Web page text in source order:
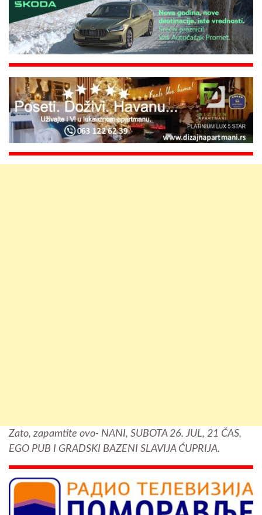
Zato, zapamtite ovo- NANI, SUBOTA 26. JUL, 21 ČAS,
EGO PUB I GRADSKI BAZENI SLAVIJA ĆUPRIJA.